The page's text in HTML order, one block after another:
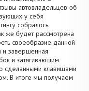
автовладельцев об
у себя
собралось
же будет рассмотрена
своеобразие данной
и завершенная
и затягивающим
сделанными клавишами
В итоге мы получаем